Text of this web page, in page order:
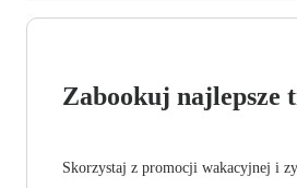
Zabookuj najlepsze
Skorzystaj z promocji wakacyjnej i